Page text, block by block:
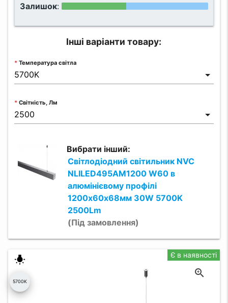
Залишок:
Інші варіанти товару:
Температура світла
Світність, Лм
Вибрати інший:
Світлодіодний світильник NVC
NLILED495AM1200 W60 в
алюмінієвому профілі
1200х60х68мм 30W 5700K
2500Lm
(Під замовлення)
wb_incandescent
5700K
Є в наявності